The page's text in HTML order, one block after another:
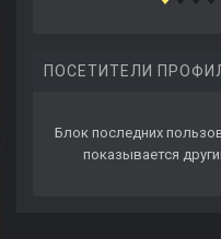
ПОСЕТИТЕЛИ
Блок последних
показывается